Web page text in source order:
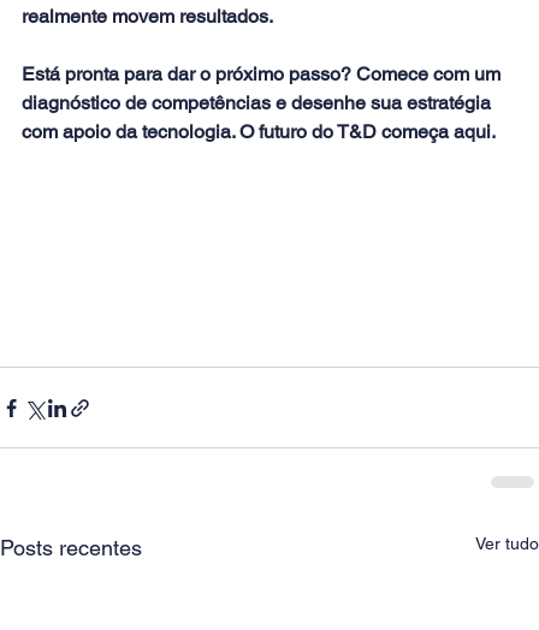
realmente movem resultados.
Está pronta para dar o próximo passo? Comece com um
diagnóstico de competências e desenhe sua estratégia
com apoio da tecnologia. O futuro do T&D começa aqui.
Posts recentes Ver tudo